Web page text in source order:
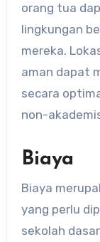
orang tua
lingkungan
mereka.
aman dapat
secara
non-
Biaya
Biaya
yang perlu
sekolah